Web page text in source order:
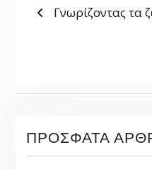
ΠΛΟΉΓΗΣΗ
Previous
Γνωρίζοντας τα
ΠΡΌΣΦΑΤΑ